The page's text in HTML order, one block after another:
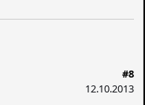
#8
12.10.2013